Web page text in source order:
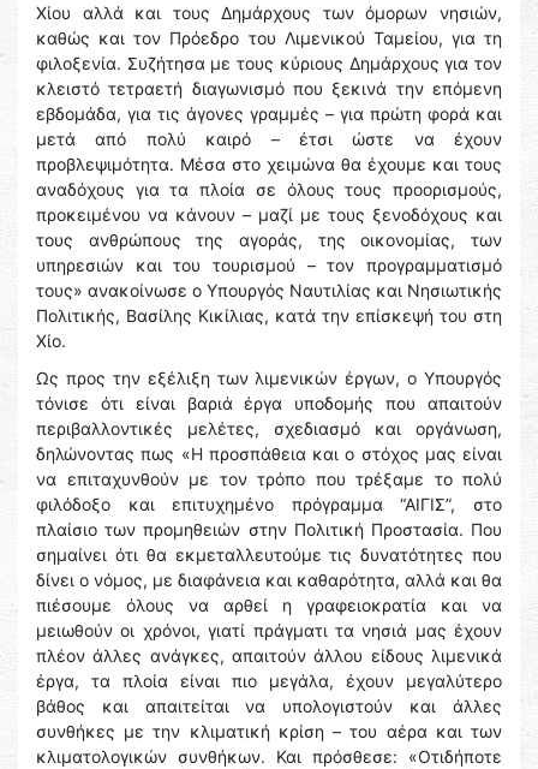
Χίου αλλά και τους Δημάρχους των όμορων νησιών,
καθώς και τον Πρόεδρο του Λιμενικού Ταμείου, για τη
φιλοξενία. Συζήτησα με τους κύριους Δημάρχους για τον
κλειστό τετραετή διαγωνισμό που ξεκινά την επόμενη
εβδομάδα, για τις άγονες γραμμές – για πρώτη φορά και
μετά από πολύ καιρό – έτσι ώστε να έχουν
προβλεψιμότητα. Μέσα στο χειμώνα θα έχουμε και τους
αναδόχους για τα πλοία σε όλους τους προορισμούς,
προκειμένου να κάνουν – μαζί με τους ξενοδόχους και
τους ανθρώπους της αγοράς, της οικονομίας, των
υπηρεσιών και του τουρισμού – τον προγραμματισμό
τους» ανακοίνωσε ο Υπουργός Ναυτιλίας και Νησιωτικής
Πολιτικής, Βασίλης Κικίλιας, κατά την επίσκεψή του στη
Χίο.
Ως προς την εξέλιξη των λιμενικών έργων, ο Υπουργός
τόνισε ότι είναι βαριά έργα υποδομής που απαιτούν
περιβαλλοντικές μελέτες, σχεδιασμό και οργάνωση,
δηλώνοντας πως «Η προσπάθεια και ο στόχος μας είναι
να επιταχυνθούν με τον τρόπο που τρέξαμε το πολύ
φιλόδοξο και επιτυχημένο πρόγραμμα “ΑΙΓΙΣ”, στο
πλαίσιο των προμηθειών στην Πολιτική Προστασία. Που
σημαίνει ότι θα εκμεταλλευτούμε τις δυνατότητες που
δίνει ο νόμος, με διαφάνεια και καθαρότητα, αλλά και θα
πιέσουμε όλους να αρθεί η γραφειοκρατία και να
μειωθούν οι χρόνοι, γιατί πράγματι τα νησιά μας έχουν
πλέον άλλες ανάγκες, απαιτούν άλλου είδους λιμενικά
έργα, τα πλοία είναι πιο μεγάλα, έχουν μεγαλύτερο
βάθος και απαιτείται να υπολογιστούν και άλλες
συνθήκες με την κλιματική κρίση – του αέρα και των
κλιματολογικών συνθήκων. Και πρόσθεσε: «Οτιδήποτε